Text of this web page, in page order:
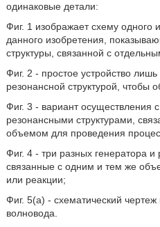
одинаковые детали:
Фиг. 1 изображает схему одного
данного изобретения,
структуры, связанной с
Фиг. 2 - простое устройство
резонансной структурой, чтобы
Фиг. 3 - вариант осуществления
резонансными структурами,
объемом для проведения
Фиг. 4 - три разных генератора и
связанные с одним и тем же
или реакции;
Фиг. 5(a) - схематический
волновода.